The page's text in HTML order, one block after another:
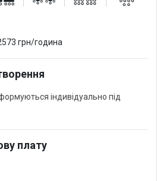
грн/година
індивідуально під
плату